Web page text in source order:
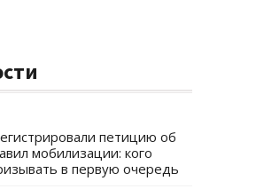
петицию об
мобилизации: кого
в первую очередь